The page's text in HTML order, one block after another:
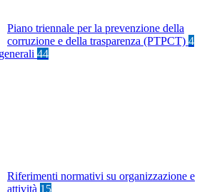
Piano triennale per la prevenzione della
corruzione e della trasparenza (PTPCT) 4
44
Riferimenti normativi su organizzazione e
attività 15